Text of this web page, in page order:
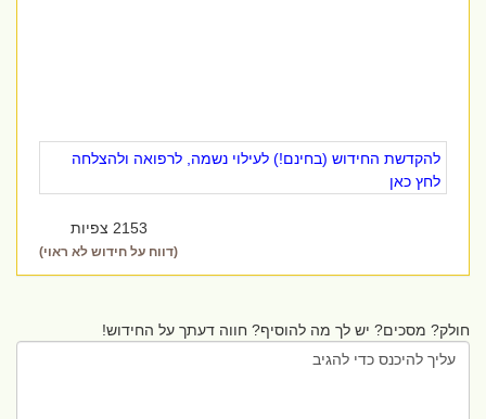
להקדשת החידוש (בחינם!) לעילוי נשמה, לרפואה ולהצלחה
לחץ כאן
2153 צפיות
(דווח על חידוש לא ראוי)
חולק? מסכים? יש לך מה להוסיף? חווה דעתך על החידוש!